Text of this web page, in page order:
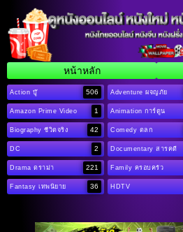
หน้าหลัก
Action บู๊ 506 Adventure ผจญภัย
Amazon Prime Video 1 Animation การ์ตูน
Biography ชีวิตจริง 42 Comedy ตลก
DC 2 Documentary สารคดี
Drama ดราม่า 221 Family ครอบครัว
Fantasy เทพนิยาย 36 HDTV